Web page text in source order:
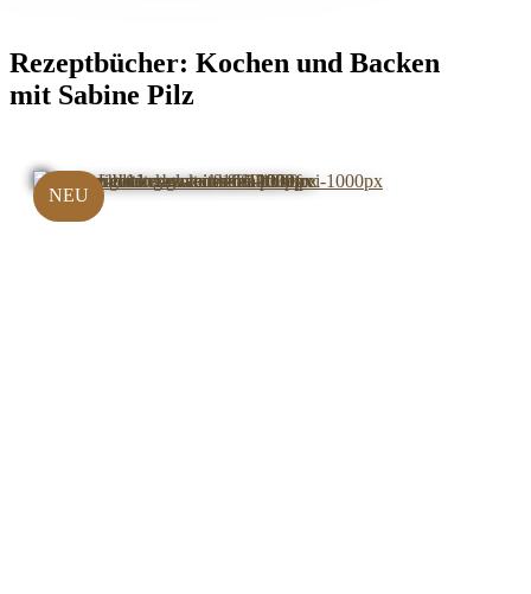
Rezeptbücher: Kochen und Backen
mit Sabine Pilz
NEU